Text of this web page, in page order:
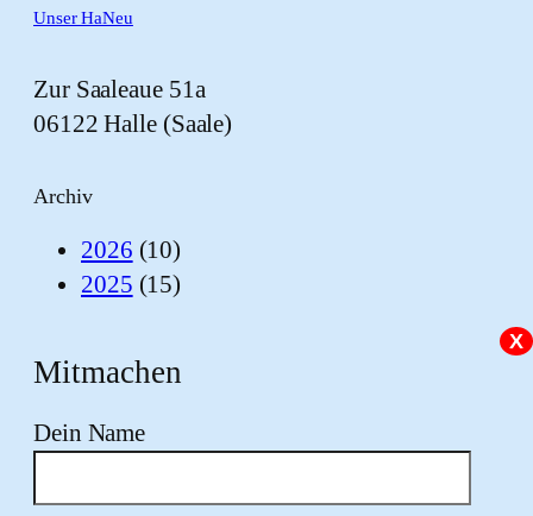
Unser HaNeu
Zur Saaleaue 51a
06122 Halle (Saale)
Archiv
2026 (10)
2025 (15)
X
Mitmachen
Dein Name